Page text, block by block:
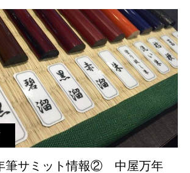
筆サミット情報② 中屋万年